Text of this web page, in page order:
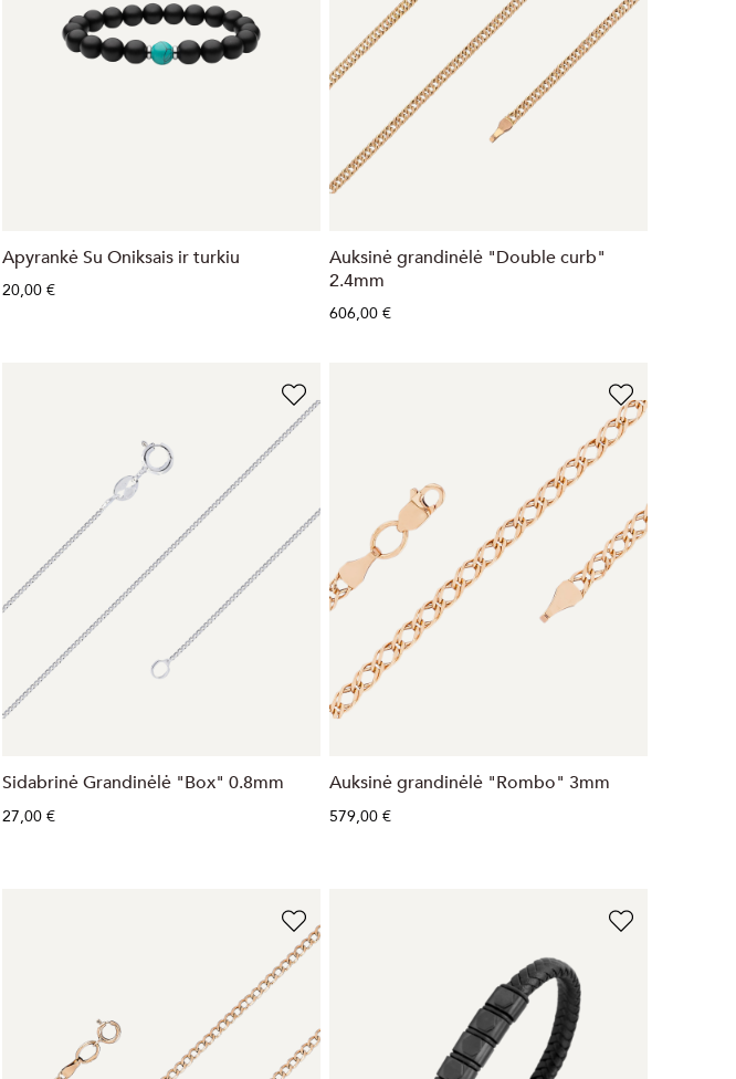
Apyrankė Su Oniksais ir turkiu
20,00 €
Auksinė grandinėlė "Double curb"
2.4mm
606,00 €
Sidabrinė Grandinėlė "Box" 0.8mm
27,00 €
Auksinė grandinėlė "Rombo" 3mm
579,00 €